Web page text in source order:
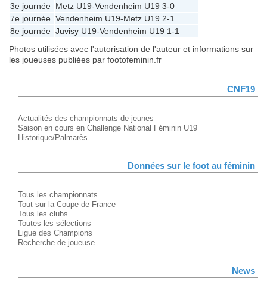
3e journée Metz U19-Vendenheim U19 3-0
7e journée Vendenheim U19-Metz U19 2-1
8e journée Juvisy U19-Vendenheim U19 1-1
Photos utilisées avec l'autorisation de l'auteur et informations sur
les joueuses publiées par footofeminin.fr
CNF19
Actualités des championnats de jeunes
Saison en cours en Challenge National Féminin U19
Historique/Palmarès
Données sur le foot au féminin
Tous les championnats
Tout sur la Coupe de France
Tous les clubs
Toutes les sélections
Ligue des Champions
Recherche de joueuse
News